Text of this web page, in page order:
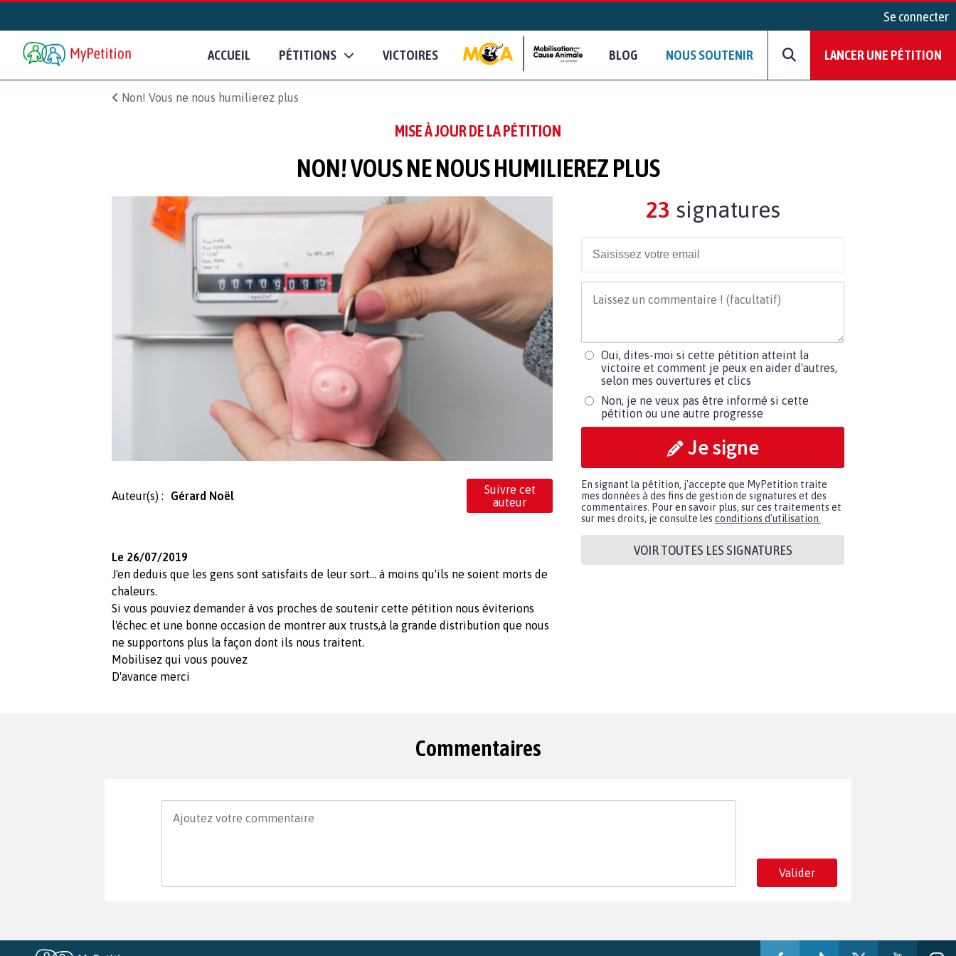
Se connecter
ACCUEIL PÉTITIONS VICTOIRES BLOG NOUS SOUTENIR LANCER UNE PÉTITION
Non! Vous ne nous humilierez plus
MISE À JOUR DE LA PÉTITION
NON! VOUS NE NOUS HUMILIEREZ PLUS
Auteur(s) : Gérard Noël
Suivre cet
auteur
Le 26/07/2019
J'en deduis que les gens sont satisfaits de leur sort... à moins qu'ils ne soient morts de
chaleurs.
Si vous pouviez demander à vos proches de soutenir cette pétition nous éviterions
l'échec et une bonne occasion de montrer aux trusts,à la grande distribution que nous
ne supportons plus la façon dont ils nous traitent.
Mobilisez qui vous pouvez
D'avance merci
23 signatures
Oui, dites-moi si cette pétition atteint la
victoire et comment je peux en aider d'autres,
selon mes ouvertures et clics
Non, je ne veux pas être informé si cette
pétition ou une autre progresse
Je signe
En signant la pétition, j'accepte que MyPetition traite
mes données à des fins de gestion de signatures et des
commentaires. Pour en savoir plus, sur ces traitements et
sur mes droits, je consulte les conditions d'utilisation.
VOIR TOUTES LES SIGNATURES
Commentaires
Valider